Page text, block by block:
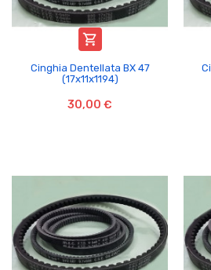

Cinghia Dentellata BX 47
(17x11x1194)
30,00 €